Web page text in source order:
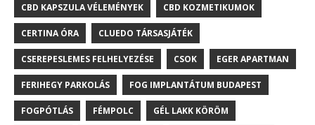
CBD KAPSZULA VÉLEMÉNYEK CBD KOZMETIKUMOK
CERTINA ÓRA CLUEDO TÁRSASJÁTÉK
CSEREPESLEMES FELHELYEZÉSE CSOK EGER APARTMAN
FERIHEGY PARKOLÁS FOG IMPLANTÁTUM BUDAPEST
FOGPÓTLÁS FÉMPOLC GÉL LAKK KÖRÖM